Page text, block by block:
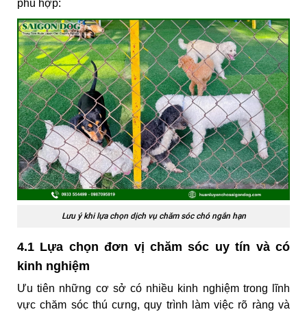
phù hợp:
Lưu ý khi lựa chọn dịch vụ chăm sóc chó ngắn hạn
4.1 Lựa chọn đơn vị chăm sóc uy tín và có
kinh nghiệm
Ưu tiên những cơ sở có nhiều kinh nghiệm trong lĩnh
vực chăm sóc thú cưng, quy trình làm việc rõ ràng và